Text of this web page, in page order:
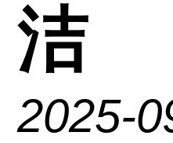
洁
2025-